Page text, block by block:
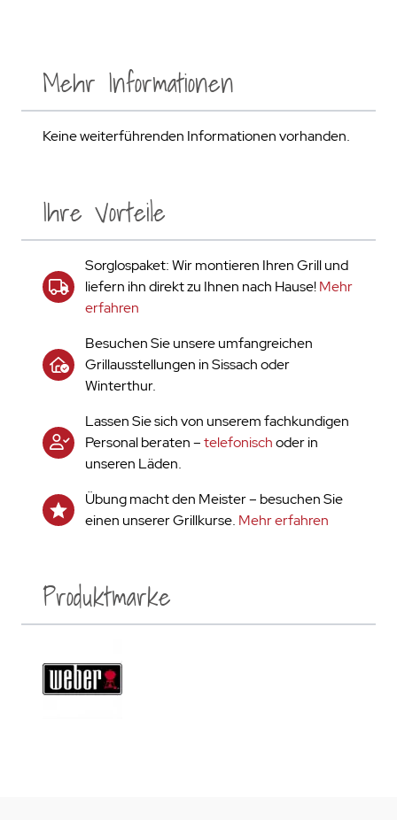
Ihre Vorteile
Sorglospaket: Wir montieren Ihren Grill und
liefern ihn direkt zu Ihnen nach Hause!Mehr
erfahren
Besuchen Sie unsere umfangreichen
Grillausstellungen in Sissach oder
Winterthur.
Lassen Sie sich von unserem fachkundigen
Personal beraten –telefonischoder in
unseren Läden.
Übung macht den Meister – besuchen Sie
einen unserer Grillkurse. Mehr erfahren
Mehr Informationen
Keine weiterführenden Informationen vorhanden.
Produktmarke